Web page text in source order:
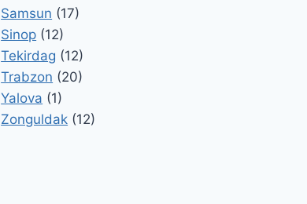
Samsun (17)
Sinop (12)
Tekirdag (12)
Trabzon (20)
Yalova (1)
Zonguldak (12)